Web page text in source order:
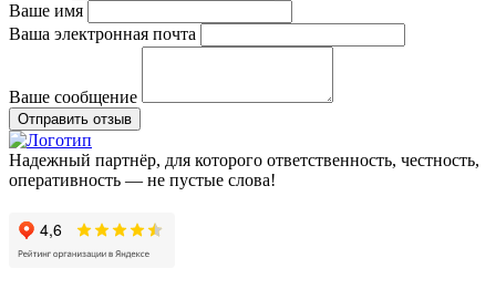
Ваше имя
Ваша электронная почта
Ваше сообщение
Отправить отзыв
Надежный партнёр, для которого ответственность, честность,
оперативность — не пустые слова!